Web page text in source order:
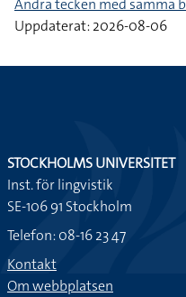
Andra tecken med samma
Uppdaterat: 2026-08-06
STOCKHOLMS UNIVERSITET
Inst. för lingvistik
SE-106 91 Stockholm
Telefon: 08-16 23 47
Kontakt
Om webbplatsen